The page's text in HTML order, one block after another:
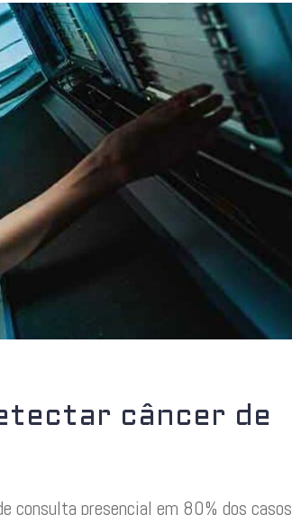
câncer de
consulta presencial em 80% dos casos